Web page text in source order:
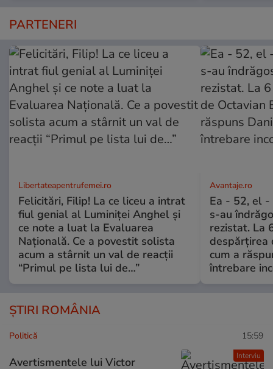
PARTENERI
Libertateapentrufemei.ro
Felicitări, Filip! La ce liceu a intrat
fiul genial al Luminiței Anghel și
ce note a luat la Evaluarea
Națională. Ce a povestit solista
acum a stârnit un val de reacții
“Primul pe lista lui de…”
Avantaje.ro
Ea - 52, el -
s-au
rezistat. La
despărțirea
cum a
întrebare
ȘTIRI ROMÂNIA
Interviu
Politică 15:59
Avertismentele lui Victor